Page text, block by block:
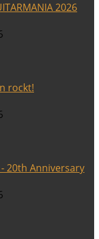
2026
rockt!
20th Anniversary